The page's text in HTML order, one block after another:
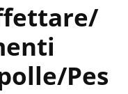
Pes